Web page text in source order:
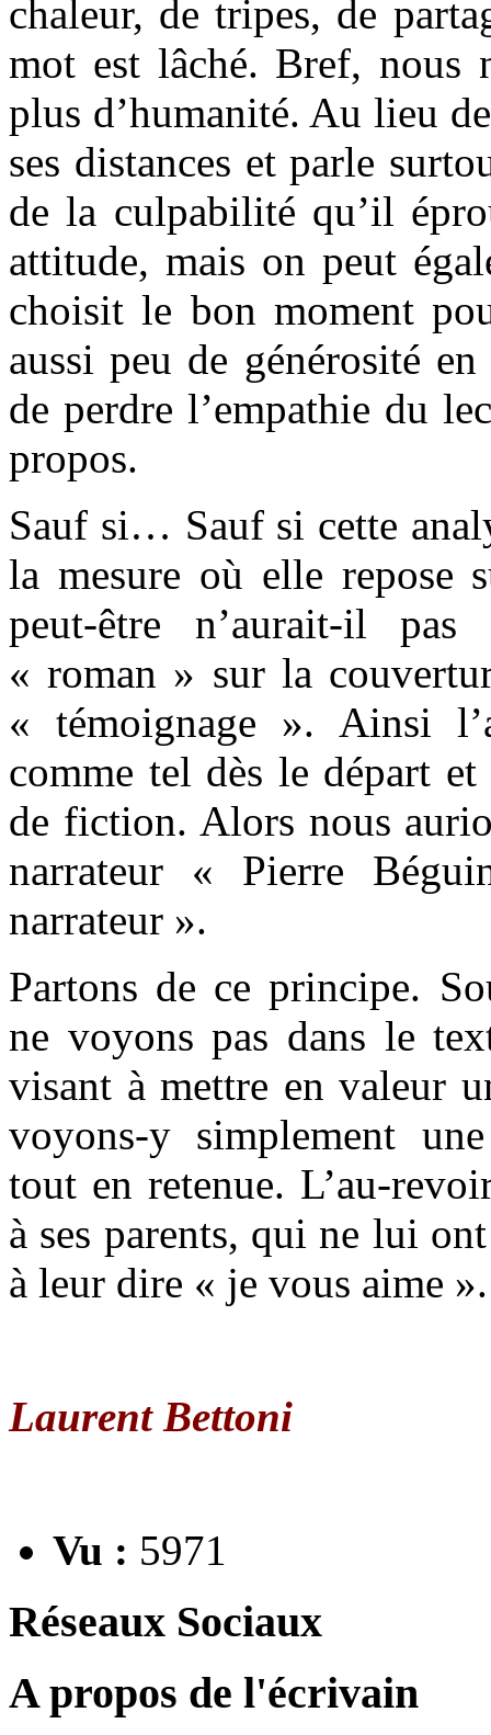
chaleur, de tripes, de
mot est lâché. Bref, nous
plus d’humanité. Au lieu
ses distances et parle
de la culpabilité qu’il
attitude, mais on peut
choisit le bon moment
aussi peu de générosité
de perdre l’empathie du
propos.
Sauf si… Sauf si cette
la mesure où elle repose
peut-être n’aurait-il
« roman » sur la
« témoignage ». Ainsi
comme tel dès le départ
de fiction. Alors nous
narrateur « Pierre
narrateur ».
Partons de ce principe.
ne voyons pas dans le
visant à mettre en valeur
voyons-y simplement
tout en retenue. L’au-
à ses parents, qui ne lui
à leur dire « je vous aime ».
Laurent Bettoni
Vu : 5971
Réseaux Sociaux
A propos de l'écrivain